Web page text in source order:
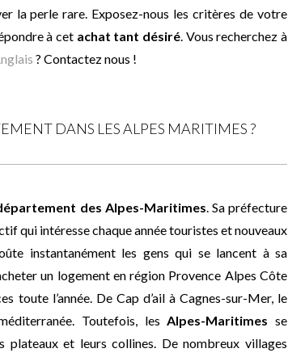
la perle rare. Exposez-nous les critères de votre
à cet achat tant désiré. Vous recherchez à
? Contactez nous !
DANS LES ALPES MARITIMES ?
des Alpes-Maritimes. Sa préfecture
qui intéresse chaque année touristes et nouveaux
instantanément les gens qui se lancent à sa
un logement en région Provence Alpes Côte
toute l’année. De Cap d’ail à Cagnes-sur-Mer, le
Toutefois, lesAlpes-Maritimes se
plateaux et leurs collines. De nombreux villages